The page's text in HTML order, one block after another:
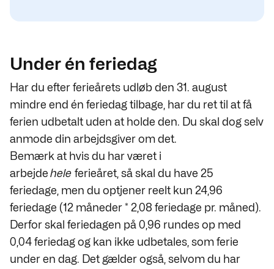
Under én feriedag
Har du efter ferieårets udløb den 31. august
mindre end én feriedag tilbage, har du ret til at få
ferien udbetalt uden at holde den. Du skal dog selv
anmode din arbejdsgiver om det.
Bemærk at hvis du har været i
arbejdehele ferieåret, så skal du have 25
feriedage, men du optjener reelt kun 24,96
feriedage (12 måneder * 2,08 feriedage pr. måned).
Derfor skal feriedagen på 0,96 rundes op med
0,04 feriedag og kan ikke udbetales, som ferie
under en dag. Det gælder også, selvom du har